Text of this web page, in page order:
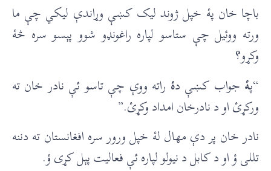
باچا خان پۀ خپل ژوند لیک کښې وړاندې لیکي چې ما
ورته ووئیل چې ستاسو لپاره راغونډو شوو پېسو سره څۀ
وکړو؟
“پۀجواب کښې دۀراته ووې چې تاسو ئې نادر خان ته
ورکړئ او د نادرخان امداد وکړئ.”
نادر خان پر دې مهال لۀ خپل ورور سره افغانستان ته دننه
تللی ؤ او د کابل د نیولو لپاره ئې فعالیت پېل کړی ؤ.